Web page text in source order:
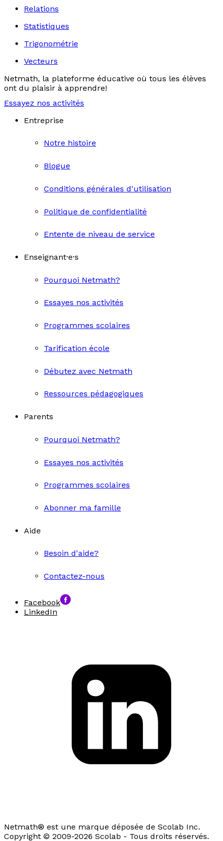
Relations
Statistiques
Trigonométrie
Vecteurs
Netmath, la plateforme éducative où tous les élèves
ont du plaisir à apprendre!
Essayez nos activités
Entreprise
Notre histoire
Blogue
Conditions générales d'utilisation
Politique de confidentialité
Entente de niveau de service
Enseignant·e·s
Pourquoi Netmath?
Essayes nos activités
Programmes scolaires
Tarification école
Débutez avec Netmath
Ressources pédagogiques
Parents
Pourquoi Netmath?
Essayes nos activités
Programmes scolaires
Abonner ma famille
Aide
Besoin d'aide?
Contactez-nous
Facebook
LinkedIn
Netmath® est une marque déposée de Scolab Inc.
Copyright © 2009-2026 Scolab - Tous droits réservés.